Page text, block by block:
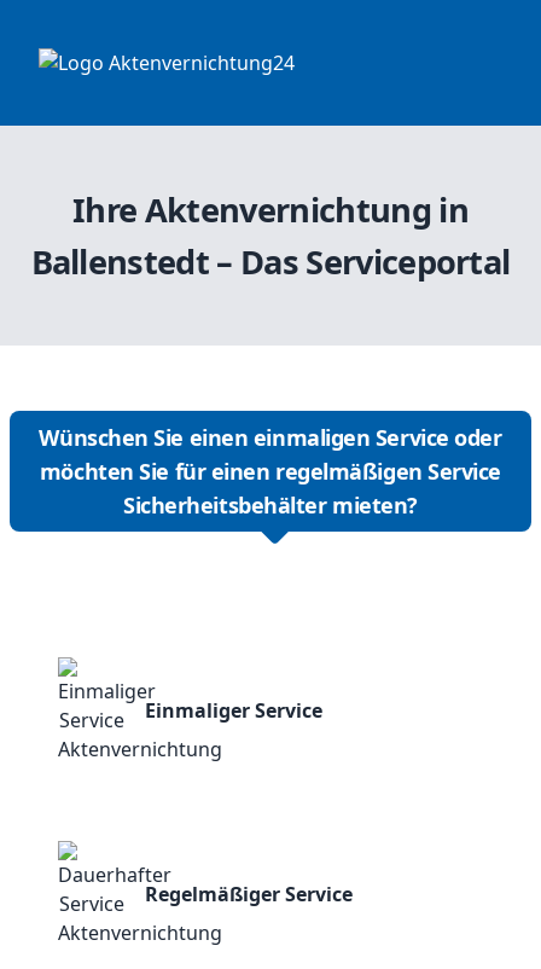
Ihre Aktenvernichtung in
Ballenstedt – Das Serviceportal
Wünschen Sie einen einmaligen Service oder
möchten Sie für einen regelmäßigen Service
Sicherheitsbehälter mieten?
Einmaliger Service
Regelmäßiger Service